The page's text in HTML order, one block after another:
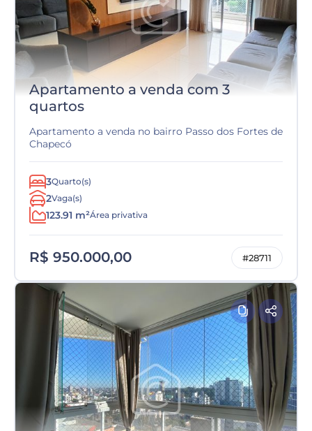
Apartamento a venda com 3
quartos
Apartamento a venda no bairro Passo dos Fortes de
Chapecó
3Quarto(s)
2Vaga(s)
123.91 m²Área privativa
R$ 950.000,00 #28711